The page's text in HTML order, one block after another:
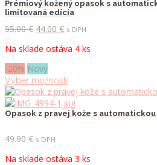
Prémiový kožený opasok s
limitovaná edícia
55.00€ Pôvodná
bola:
55.00 €.
44.00 €Aktuálna
je:
s DPH
Na sklade ostáva 4 ks
-20% Nový
Výber možnostíTento
produkt
má
viacero
môžete
Opasok z pravej kože s automatickou
49.90 € s DPH
Na sklade ostáva 3 ks